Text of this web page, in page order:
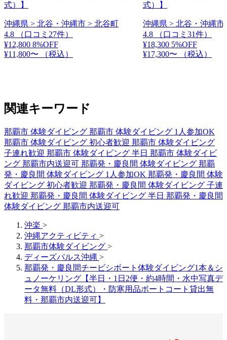
式）】
沖縄県 > 北谷・沖縄市 > 北谷町
4.8
（口コミ27件）
¥12,800 8%OFF
¥11,800〜
（税込）
式）】
沖縄県 > 北谷・沖縄市
4.8
（口コミ31件）
¥18,300 5%OFF
¥17,300〜
（税込）
関連キーワード
那覇市 体験ダイビング 那覇市 体験ダイビング 1人参加OK
那覇市 体験ダイビング 初心者歓迎 那覇市 体験ダイビング
子連れ歓迎 那覇市 体験ダイビング 半日 那覇市 体験ダイビ
ング 那覇市内送迎可 那覇発・慶良間 体験ダイビング 那覇
発・慶良間 体験ダイビング 1人参加OK 那覇発・慶良間 体験
ダイビング 初心者歓迎 那覇発・慶良間 体験ダイビング 子連
れ歓迎 那覇発・慶良間 体験ダイビング 半日 那覇発・慶良間
体験ダイビング 那覇市内送迎可
沖楽 >
沖縄アクティビティ >
那覇市体験ダイビング >
ディーズパルス沖縄 >
那覇発・慶良間チービシボート体験ダイビング1本＆シ
ュノーケリング【半日・1日2便・約4時間・水中写真デ
ータ無料（DL形式）・防寒用品ボートコート貸出無
料・那覇市内送迎可】